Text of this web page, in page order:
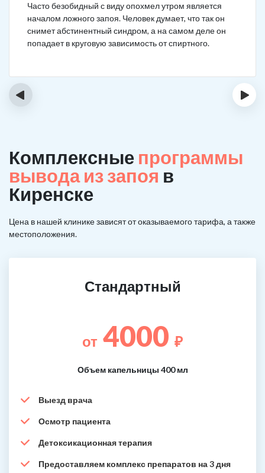
Часто безобидный с виду опохмел утром является
началом ложного запоя. Человек думает, что так он
снимет абстинентный синдром, а на самом деле он
попадает в круговую зависимость от спиртного.
‹ ›
Комплексные программы
вывода из запоя в
Киренске
Цена в нашей клинике зависят от оказываемого тарифа, а также
местоположения.
Стандартный
от 4000 ₽
Объем капельницы 400 мл
Выезд врача
Осмотр пациента
Детоксикационная терапия
Предоставляем комплекс препаратов на 3 дня